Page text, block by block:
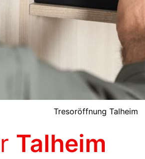
Tresoröffnung Talheim
Talheim